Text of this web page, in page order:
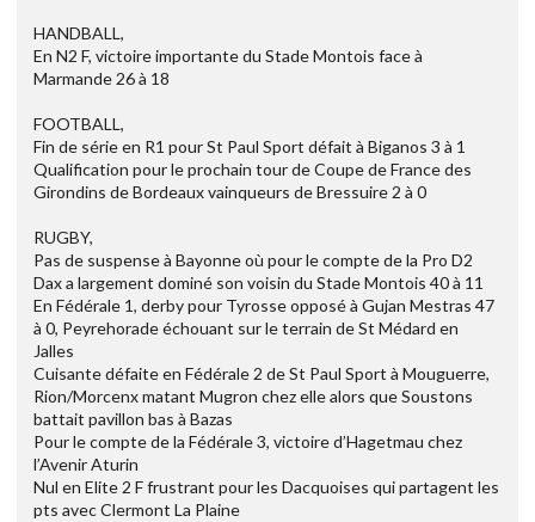
HANDBALL,
En N2 F, victoire importante du Stade Montois face à
Marmande 26 à 18
FOOTBALL,
Fin de série en R1 pour St Paul Sport défait à Biganos 3 à 1
Qualification pour le prochain tour de Coupe de France des
Girondins de Bordeaux vainqueurs de Bressuire 2 à 0
RUGBY,
Pas de suspense à Bayonne où pour le compte de la Pro D2
Dax a largement dominé son voisin du Stade Montois 40 à 11
En Fédérale 1, derby pour Tyrosse opposé à Gujan Mestras 47
à 0, Peyrehorade échouant sur le terrain de St Médard en
Jalles
Cuisante défaite en Fédérale 2 de St Paul Sport à Mouguerre,
Rion/Morcenx matant Mugron chez elle alors que Soustons
battait pavillon bas à Bazas
Pour le compte de la Fédérale 3, victoire d’Hagetmau chez
l’Avenir Aturin
Nul en Elite 2 F frustrant pour les Dacquoises qui partagent les
pts avec Clermont La Plaine